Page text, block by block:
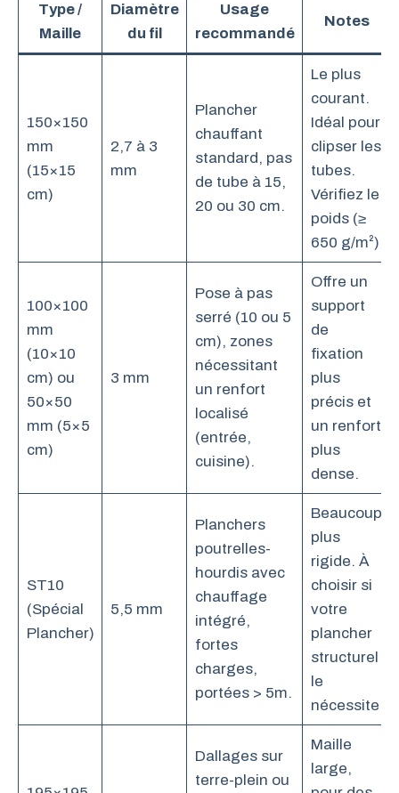
Type /
Maille
Diamètre
du fil
Usage
recommandé
Notes
150×150
mm
(15×15
cm)
2,7 à 3
mm
Plancher
chauffant
standard, pas
de tube à 15,
20 ou 30 cm.
Le plus
courant.
Idéal pour
clipser les
tubes.
Vérifiez le
poids (≥
650 g/m²).
100×100
mm
(10×10
cm) ou
50×50
mm (5×5
cm)
3 mm
Pose à pas
serré (10 ou 5
cm), zones
nécessitant
un renfort
localisé
(entrée,
cuisine).
Offre un
support
de
fixation
plus
précis et
un renfort
plus
dense.
ST10
(Spécial
Plancher)
5,5 mm
Planchers
poutrelles-
hourdis avec
chauffage
intégré,
fortes
charges,
portées > 5m.
Beaucoup
plus
rigide. À
choisir si
votre
plancher
structurel
le
nécessite.
Dallages sur
terre-plein ou
Maille
large,